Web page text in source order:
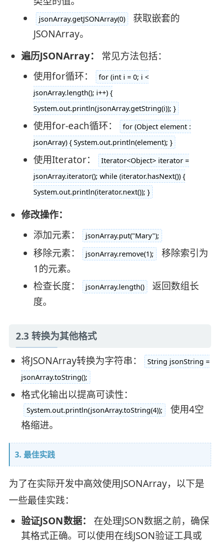
jsonArray.getJSONArray(0)
获取嵌套的
JSONArray。
遍历JSONArray：
常见方法包括：
使用for循环：
for (int i = 0; i <
jsonArray.length(); i++) {
System.out.println(jsonArray.getString(i)); }
使用for-each循环：
for (Object element :
jsonArray) { System.out.println(element); }
使用Iterator：
Iterator<Object> iterator =
jsonArray.iterator(); while (iterator.hasNext()) {
System.out.println(iterator.next()); }
修改操作：
添加元素：
jsonArray.put("Mary");
移除元素： jsonArray.remove(1);
移除索引为
1的元素。
检查长度：
jsonArray.length()
返回数组长
度。
2.3 转换为其他格式
将JSONArray转换为字符串：
String jsonString =
jsonArray.toString();
格式化输出以提高可读性：
System.out.println(jsonArray.toString(4));
使用4空
格缩进。
3. 最佳实践
为了在实际开发中高效使用JSONArray，以下是
一些最佳实践：
验证JSON数据：
在处理JSON数据之前，确保
其格式正确。可以使用在线JSON验证工具或